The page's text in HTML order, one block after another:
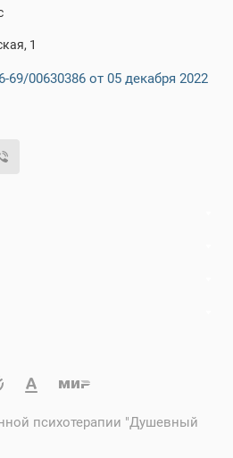
1
00630386 от 05 декабря 2022
психотерапии "Душевный